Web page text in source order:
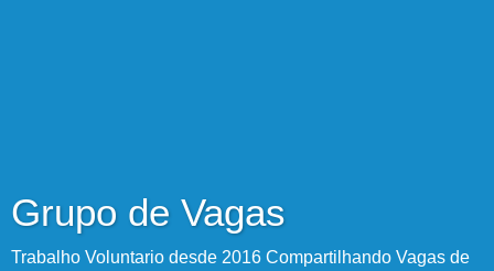
Grupo de Vagas
Trabalho Voluntario desde 2016 Compartilhando Vagas de